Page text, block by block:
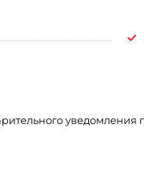
уведомления